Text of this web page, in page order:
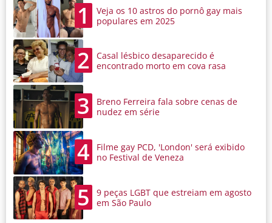
1
Veja os 10 astros do pornô gay mais
populares em 2025
2
Casal lésbico desaparecido é
encontrado morto em cova rasa
3
Breno Ferreira fala sobre cenas de
nudez em série
4
Filme gay PCD, 'London' será exibido
no Festival de Veneza
5
9 peças LGBT que estreiam em agosto
em São Paulo